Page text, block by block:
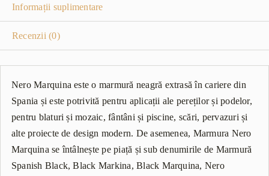
Informații suplimentare
Recenzii (0)
Nero Marquina este o marmură neagră extrasă în cariere din
Spania și este potrivită pentru aplicații ale pereților și podelor,
pentru blaturi și mozaic, fântâni și piscine, scări, pervazuri și
alte proiecte de design modern. De asemenea, Marmura Nero
Marquina se întâlnește pe piață și sub denumirile de Marmură
Spanish Black, Black Markina, Black Marquina, Nero